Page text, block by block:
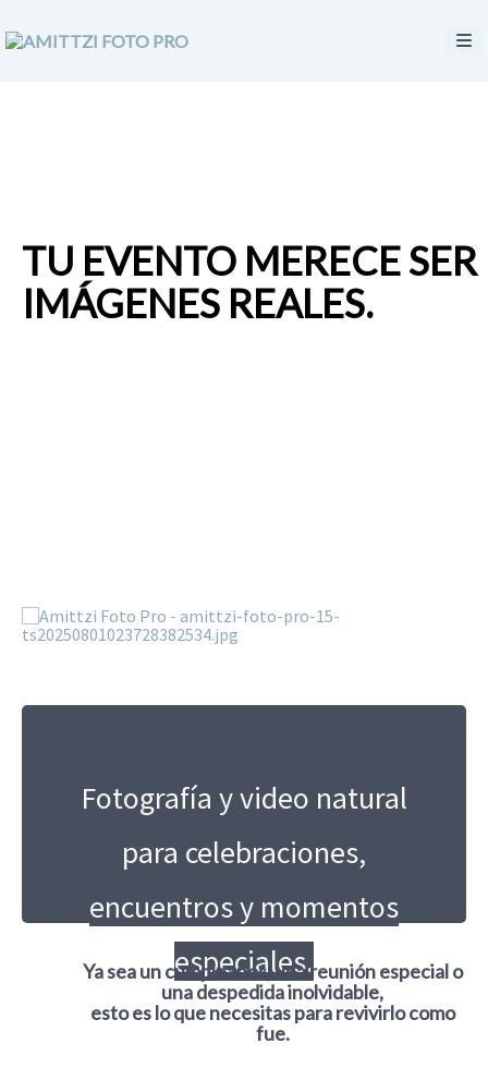
TU EVENTO MERECE
IMÁGENES REALES.
Fotografía y video natural
para celebraciones,
encuentros y momentos
especiales.
Ya sea un cumpleaños, una reunión especial o
una despedida inolvidable,
esto es lo que necesitas para revivirlo como
fue.